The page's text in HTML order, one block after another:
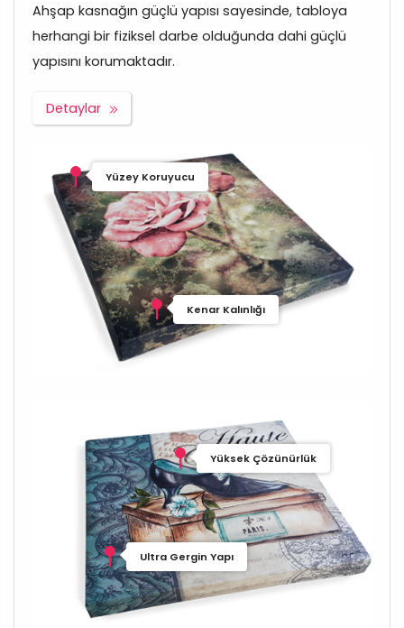
Ahşap kasnağın güçlü yapısı sayesinde, tabloya
herhangi bir fiziksel darbe olduğunda dahi güçlü
yapısını korumaktadır.
Detaylar
Yüzey Koruyucu
Kenar Kalınlığı
Yüksek Çözünürlük
Ultra Gergin Yapı